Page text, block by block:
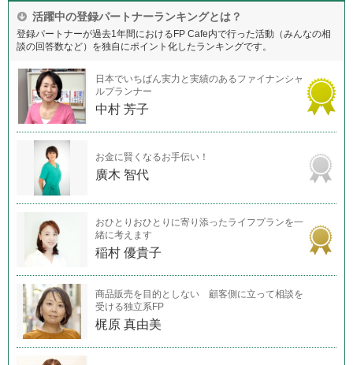
活躍中の登録パートナーランキングとは？
登録パートナーが過去1年間におけるFP Cafe内で行った活動（みんなの相
談の回答数など）を独自にポイント化したランキングです。
日本でいちばん実力と実績のあるファイナンシャ
ルプランナー
中村 芳子
お金に賢くなるお手伝い！
廣木 智代
おひとりおひとりに寄り添ったライフプランを一
緒に考えます
稲村 優貴子
商品販売を目的としない 顧客側に立って相談を
受ける独立系FP
梶原 真由美